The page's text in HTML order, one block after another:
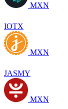
MXN
IOTX
MXN
JASMY
MXN